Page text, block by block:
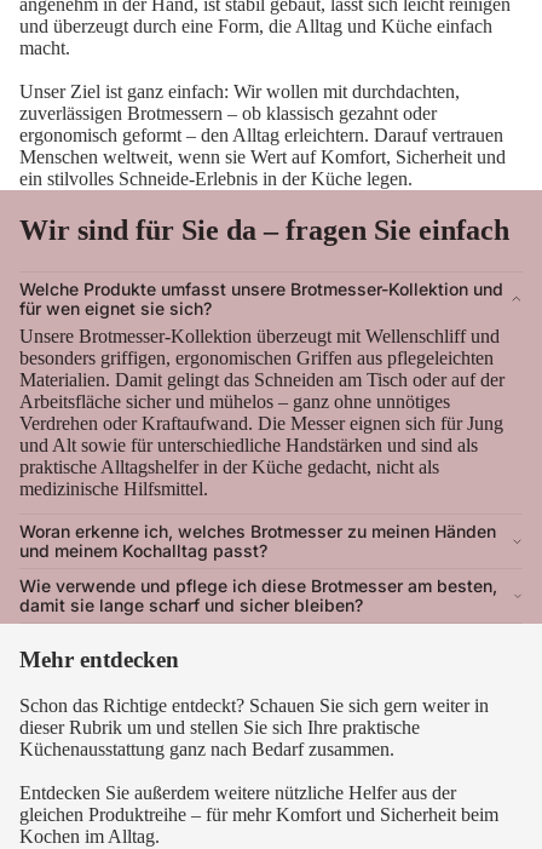
und überzeugt durch eine Form, die Alltag und Küche einfach
macht.
Unser Ziel ist ganz einfach: Wir wollen mit durchdachten,
zuverlässigen Brotmessern – ob klassisch gezahnt oder
ergonomisch geformt – den Alltag erleichtern. Darauf vertrauen
Menschen weltweit, wenn sie Wert auf Komfort, Sicherheit und
ein stilvolles Schneide-Erlebnis in der Küche legen.
Wir sind für Sie da – fragen Sie einfach
Welche Produkte umfasst unsere Brotmesser-Kollektion und
für wen eignet sie sich?
Unsere Brotmesser-Kollektion überzeugt mit Wellenschliff und
besonders griffigen, ergonomischen Griffen aus pflegeleichten
Materialien. Damit gelingt das Schneiden am Tisch oder auf der
Arbeitsfläche sicher und mühelos – ganz ohne unnötiges
Verdrehen oder Kraftaufwand. Die Messer eignen sich für Jung
und Alt sowie für unterschiedliche Handstärken und sind als
praktische Alltagshelfer in der Küche gedacht, nicht als
medizinische Hilfsmittel.
Woran erkenne ich, welches Brotmesser zu meinen Händen
und meinem Kochalltag passt?
Wie verwende und pflege ich diese Brotmesser am besten,
damit sie lange scharf und sicher bleiben?
Mehr entdecken
Schon das Richtige entdeckt? Schauen Sie sich gern weiter in
dieser Rubrik um und stellen Sie sich Ihre praktische
Küchenausstattung ganz nach Bedarf zusammen.
Entdecken Sie außerdem weitere nützliche Helfer aus der
gleichen Produktreihe – für mehr Komfort und Sicherheit beim
Kochen im Alltag.